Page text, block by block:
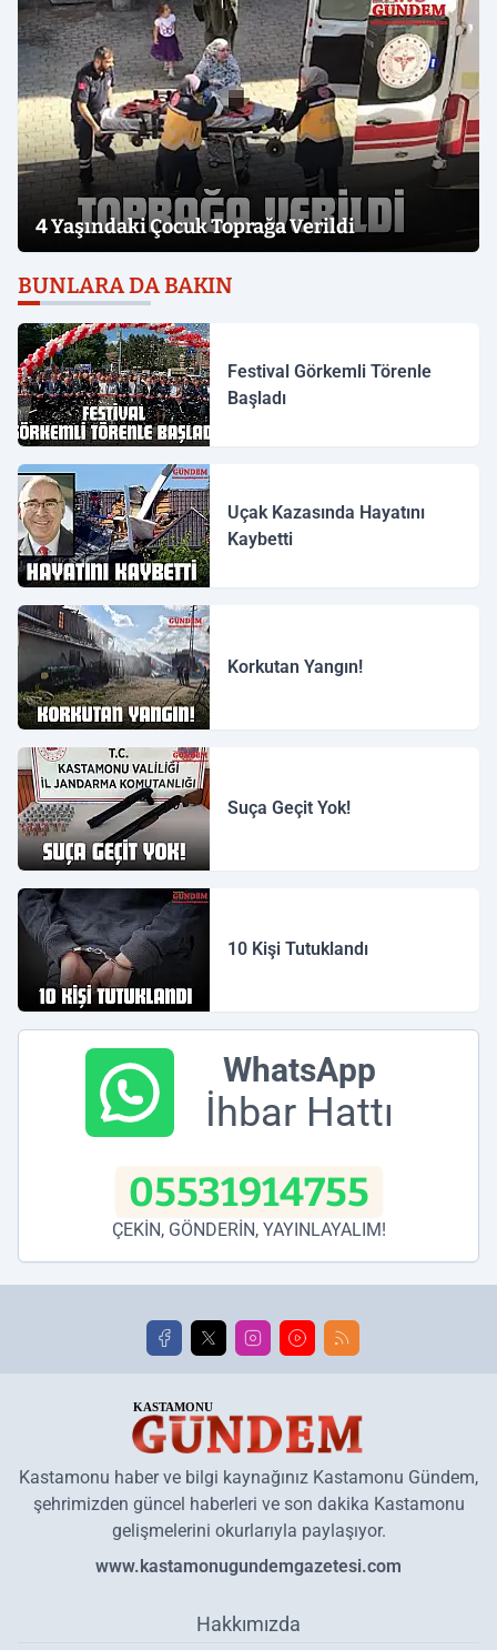
4 Yaşındaki Çocuk Toprağa Verildi
BUNLARA DA BAKIN
Festival Görkemli Törenle
Başladı
Uçak Kazasında Hayatını
Kaybetti
Korkutan Yangın!
Suça Geçit Yok!
10 Kişi Tutuklandı
WhatsApp
İhbar Hattı
05531914755
ÇEKİN, GÖNDERİN, YAYINLAYALIM!
Kastamonu haber ve bilgi kaynağınız Kastamonu Gündem,
şehrimizden güncel haberleri ve son dakika Kastamonu
gelişmelerini okurlarıyla paylaşıyor.
www.kastamonugundemgazetesi.com
Hakkımızda